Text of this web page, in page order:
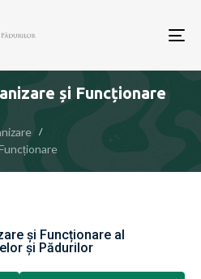
și Funcționare
și Funcționare al
și Pădurilor